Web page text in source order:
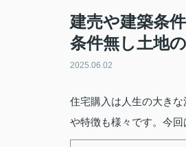
建売や建築条
条件無し土地
2025.06.02
住宅購入は人生の大き
や特徴も様々です。今